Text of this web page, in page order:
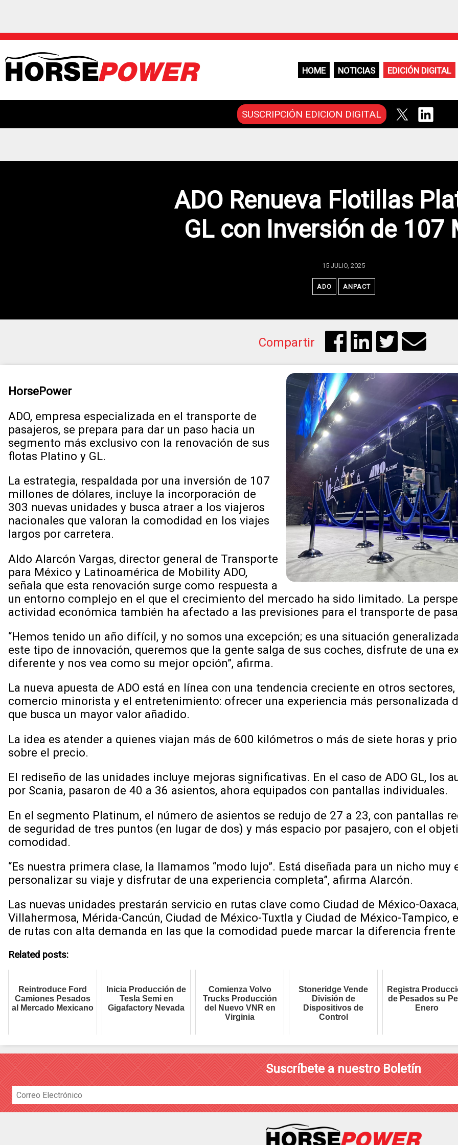
HOME NOTICIAS EDICIÓN DIGITAL
SUSCRIPCIÓN EDICION DIGITAL
ADO Renueva Flotillas
GL con Inversión de 107
15 JULIO, 2025
ADO ANPACT
Compartir
HorsePower
ADO, empresa especializada en el transporte de
pasajeros, se prepara para dar un paso hacia un
segmento más exclusivo con la renovación de sus
flotas Platino y GL.
La estrategia, respaldada por una inversión de 107
millones de dólares, incluye la incorporación de
303 nuevas unidades y busca atraer a los viajeros
nacionales que valoran la comodidad en los viajes
largos por carretera.
Aldo Alarcón Vargas, director general de Transporte
para México y Latinoamérica de Mobility ADO,
señala que esta renovación surge como respuesta a
un entorno complejo en el que el crecimiento del mercado ha sido limitado. La
actividad económica también ha afectado a las previsiones para el transporte de
“Hemos tenido un año difícil, y no somos una excepción; es una situación
este tipo de innovación, queremos que la gente salga de sus coches, disfrute de una
diferente y nos vea como su mejor opción”, afirma.
La nueva apuesta de ADO está en línea con una tendencia creciente en otros
comercio minorista y el entretenimiento: ofrecer una experiencia más personalizada
que busca un mayor valor añadido.
La idea es atender a quienes viajan más de 600 kilómetros o más de siete horas y
sobre el precio.
El rediseño de las unidades incluye mejoras significativas. En el caso de ADO GL, los
por Scania, pasaron de 40 a 36 asientos, ahora equipados con pantallas individuales.
En el segmento Platinum, el número de asientos se redujo de 27 a 23, con pantallas
de seguridad de tres puntos (en lugar de dos) y más espacio por pasajero, con el
comodidad.
“Es nuestra primera clase, la llamamos “modo lujo”. Está diseñada para un nicho muy
personalizar su viaje y disfrutar de una experiencia completa”, afirma Alarcón.
Las nuevas unidades prestarán servicio en rutas clave como Ciudad de México-
Villahermosa, Mérida-Cancún, Ciudad de México-Tuxtla y Ciudad de México-Tampico,
de rutas con alta demanda en las que la comodidad puede marcar la diferencia
Related posts:
Reintroduce Ford
Camiones Pesados
al Mercado Mexicano
Inicia Producción de
Tesla Semi en
Gigafactory Nevada
Comienza Volvo
Trucks Producción
del Nuevo VNR en
Virginia
Stoneridge Vende
División de
Dispositivos de
Control
Registra
de Pesados su
Enero
Suscríbete a nuestro Boletín